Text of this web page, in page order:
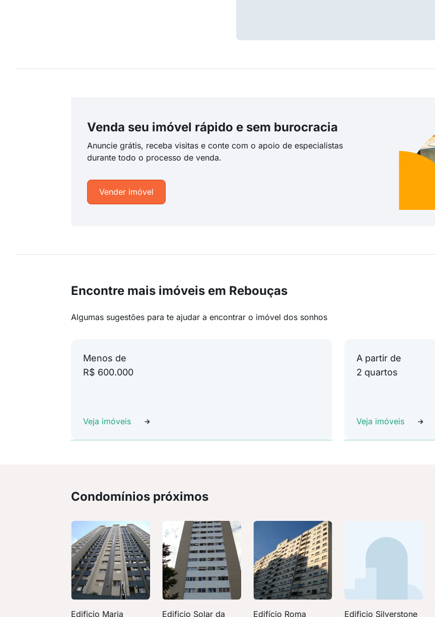
Venda seu imóvel rápido e sem burocracia
Anuncie grátis, receba visitas e conte com o apoio de especialistas
durante todo o processo de venda.
Vender imóvel
Encontre mais imóveis em Rebouças
Algumas sugestões para te ajudar a encontrar o imóvel dos sonhos
Menos de
R$ 600.000
Veja imóveis
A partir de
2 quartos
Veja imóveis
Condomínios próximos
Edificio Maria Edificio Solar da Edifício Roma Edificio Silverstone